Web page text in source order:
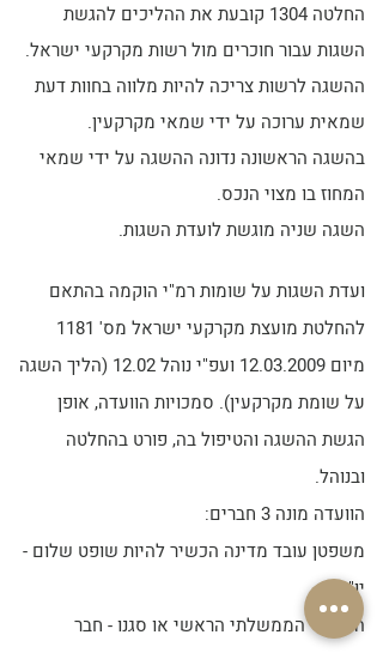
החלטה 1304 קובעת את ההליכים להגשת
השגות עבור חוכרים מול רשות מקרקעי ישראל.
ההשגה לרשות צריכה להיות מלווה בחוות דעת
שמאית ערוכה על ידי שמאי מקרקעין.
בהשגה הראשונה נדונה ההשגה על ידי שמאי
המחוז בו מצוי הנכס.
השגה שניה מוגשת לועדת השגות.
ועדת השגות על שומות רמ"י הוקמה בהתאם
להחלטת מועצת מקרקעי ישראל מס' 1181
מיום 12.03.2009
ועפ"י נוהל 12.02 (הליך השגה
על שומת מקרקעין). סמכויות הוועדה, אופן
הגשת ההשגה והטיפול בה, פורט בהחלטה
ובנוהל.
הוועדה מונה 3 חברים:
משפטן עובד מדינה הכשיר להיות שופט שלום -
יו"ר
השמאי הממשלתי הראשי או סגנו - חבר